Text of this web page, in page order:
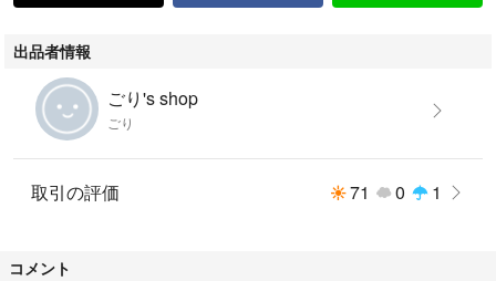
出品者情報
ごり's shop
ごり
取引の評価 71 0 1
コメント